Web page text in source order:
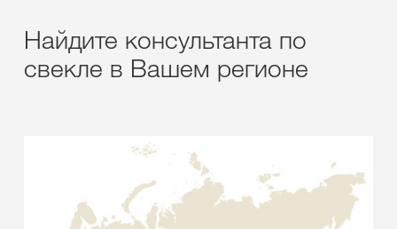
Найдите консультанта по
свекле в Вашем регионе